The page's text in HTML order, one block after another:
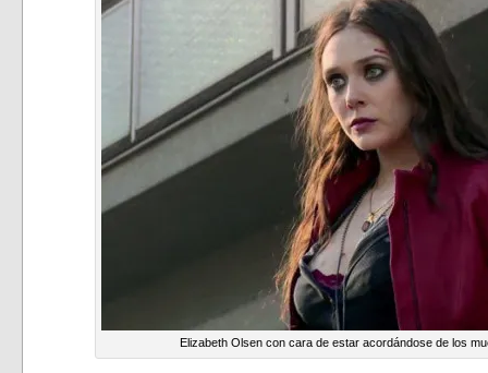
Elizabeth Olsen con cara de estar acordándose de los